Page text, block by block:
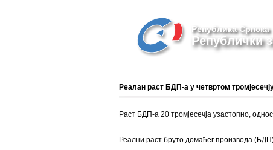
Република Српска
Републички
Реалан раст БДП-а у четвртом
Раст БДП-а 20 тромјесечја узастопно,
Реални раст бруто домаћег производа